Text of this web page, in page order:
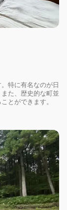
特に有名なのが日
た、歴史的な町並
とができます。